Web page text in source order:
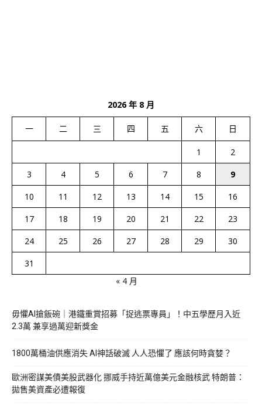
2026 年 8 月
一 二 三 四 五 六 日
1
2
3
4 5 6 7 8
9
10
11 12 13 14 15
16
17
18 19 20 21 22
23
24
25 26 27 28 29
30
31
« 4 月
毋懼AI搶飯碗｜港鐵重賞招募「捉逃票專員」！中五學歷月入近
2.3萬 兼享過萬迎新獎金
1800萬桶油供應消失 AI神話破滅 人人恐懼了 應該何時貪婪？
歐洲密謀美債美股武器化 挪威手持近萬億美元金融核武 特朗普：
拋售美資產必遭報復